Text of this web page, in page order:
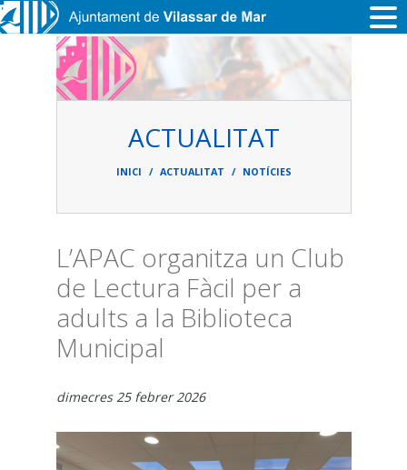
Vés al contingut
ACTUALITAT
d'ariadna
INICI ACTUALITAT NOTÍCIES
L’APAC organitza un Club
de Lectura Fàcil per a
adults a la Biblioteca
Municipal
dimecres 25 febrer 2026